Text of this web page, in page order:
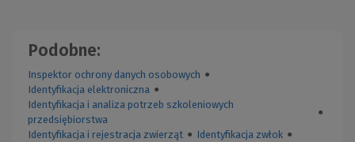
Podobne:
Inspektor ochrony danych osobowych ●
Identyfikacja elektroniczna ●
Identyfikacja i analiza potrzeb szkoleniowych
przedsiębiorstwa
●
Identyfikacja i rejestracja zwierząt ● Identyfikacja zwłok ●